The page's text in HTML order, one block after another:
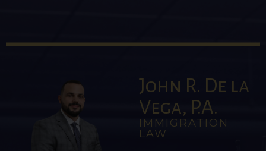
John R. De la
Vega, P.A.
IMMIGRATION
LAW